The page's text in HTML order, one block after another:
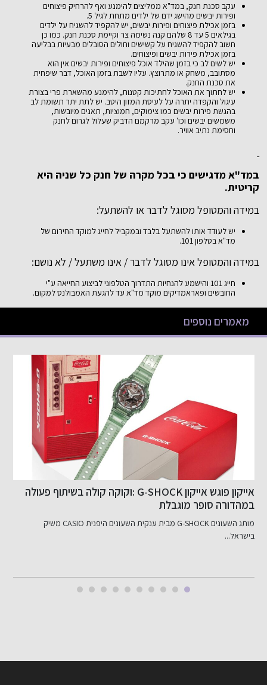
עקב סכנת חנק, במד"א ממליצים להימנע ואף להרחיק פיצוחים
ופירות יבשים מהישג ידם של ילדים מתחת לגיל 5.
בזמן אכילת פיצוחים ופירות יבשים, יש להקפיד להשגיח על ילדים
בגילאים 5 עד 8 שלהם קנה נשימה צר וקיימת סכנת חנק. כמו כן
חשוב להקפיד להשגיח על קשישים וחולים הסובלים מבעיות בבליעה
בזמן אכילת פירות יבשים ופיצוחים.
יש לשים לב כי בזמן שהילד אוכל פיצוחים ופירות יבשים אין הוא
מסתובב, משחק או מתרוצץ. עליו לשבת בזמן האוכל, דבר שיפחית
את סכנת החנק.
יש לחתוך את האוכל לחתיכות קטנות, להימנע מהשארת פרי בצורת
עיגול והקפדה יתרה על לעיסת המזון היטב. יש לתת יתר תשומת לב
בהגשת פירות יבשים כמו צימוקים, חמוציות, תאנים מיובשות,
משמשים יבשים וכו' עקב מרקמם הדביק שעלול לגרום לחנק
וחסימת נתיב אוויר.
במד"א מדגישים כי בכל מקרה של חנק כל שניה היא
קריטית.
במידה והמטופל מסוגל לדבר או להשתעל:
יש לעודד אותו להשתעל בלבד ובמקביל לחייג למוקד החירום של
מד"א בטלפון 101.
במידה והמטופל אינו מסוגל לדבר / אינו משתעל / לא נושם:
חייג 101 והישמע להנחיות התדרוך הטלפוני לביצוע החייאה ע"י
החובשים ופאראמדיקים מוקד מד"א עד להגעת האמבולנס למקום.
מאמרים נוספים
צעד נוסף בפתיחת שוק התשלומים בישראל לתחרות
חברת WorldCom Finance קיבלה רישיון למתן שירותי תשלום מרשות ניירות...